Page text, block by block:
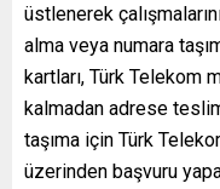
üstlenerek
alma veya numara
kartları, Türk Telekom
kalmadan adrese
taşıma için Türk
üzerinden başvuru